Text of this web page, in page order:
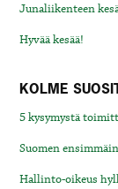
Junaliikenteen
Hyvää kesää!
KOLME
5 kysymystä
Suomen
Hallinto-oikeus